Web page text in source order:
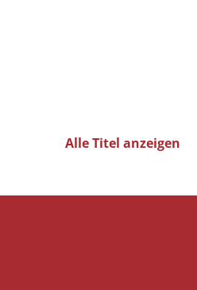
Alle Titel anzeigen